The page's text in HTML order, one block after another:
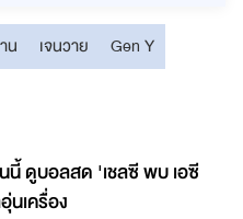
น เจนวาย
Gen Y
ดูบอลสด 'เชลซี พบ เอซี
เครื่อง